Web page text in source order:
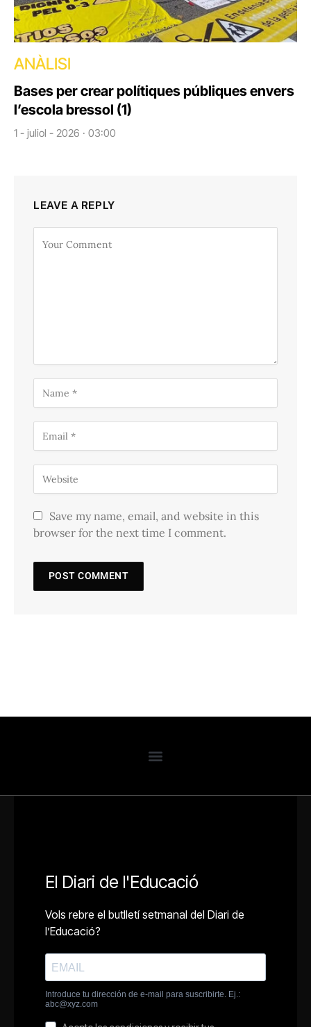
ANÀLISI
Bases per crear polítiques públiques envers
l’escola bressol (1)
1 - juliol - 2026 · 03:00
LEAVE A REPLY
Save my name, email, and website in this
browser for the next time I comment.